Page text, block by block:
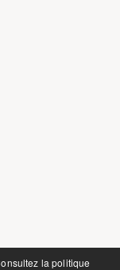
lapolitique